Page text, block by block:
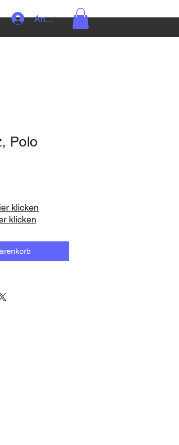
Anmelden
Polo
klicken
klicken